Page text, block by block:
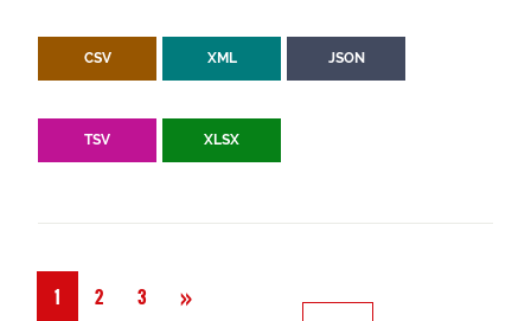
CSV XML JSON
TSV XLSX
1 2 3 »Hurrengoa